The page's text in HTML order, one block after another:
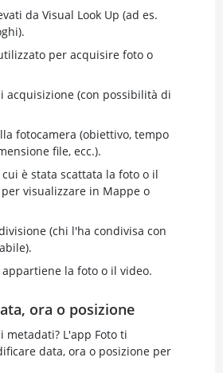
da Visual Look Up (ad es.
per acquisire foto o
acquisizione (con possibilità di
fotocamera (obiettivo, tempo
file, ecc.).
è stata scattata la foto o il
visualizzare in Mappe o
(chi l'ha condivisa con
la foto o il video.
ora o posizione
metadati? L'app Foto ti
data, ora o posizione per